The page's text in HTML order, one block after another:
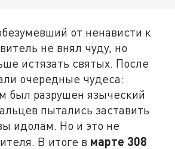
от ненависти к
не внял чуду, но
истязать святых. После
очередные чудеса:
был разрушен языческий
пытались заставить
идолам. Но и это не
В итоге в марте 308